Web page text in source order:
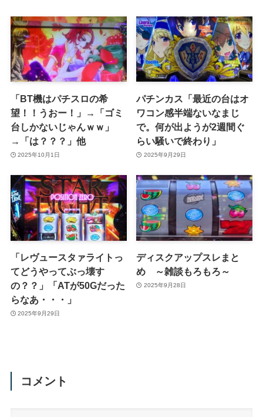
「BT機はパチスロの希
望！！うおー！」→「ゴミ
台しかないじゃんｗｗ」
→「は？？？」他
2025年10月1日
パチンカス「最近の台はオ
ワコン感半端ないなまじ
で。何が出ようが2週間ぐ
らい騒いで終わり」
2025年9月29日
「レヴュースタァライトっ
てどうやってぶっ壊す
の？？」「ATが50Gだった
らなあ・・・」
2025年9月29日
ディスクアップスレまと
め ～雑談もろもろ～
2025年9月28日
コメント